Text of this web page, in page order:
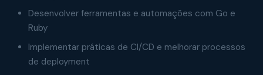
Desenvolver ferramentas e automações com Go e
Ruby
Implementar práticas de CI/CD e melhorar processos
de deployment